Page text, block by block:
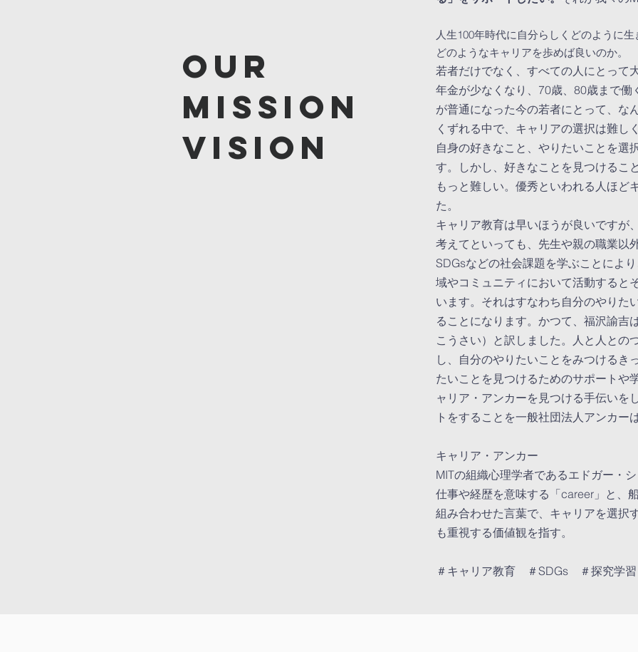
our
mission
vision
人生100年時代に自分らしくどのように
どのようなキャリアを歩めば良いのか。
若者だけでなく、すべての人にとって
年金が少なくなり、70歳、80歳まで
が普通になった今の若者にとって、な
くずれる中で、キャリアの選択は難し
自身の好きなこと、やりたいことを選
す。しかし、好きなことを見つけるこ
もっと難しい。優秀といわれる人ほど
た。
キャリア教育は早いほうが良いですが
考えてといっても、先生や親の職業以
SDGsなどの社会課題を学ぶことによ
域やコミュニティにおいて活動すると
います。それはすなわち自分のやりた
ることになります。 かつて、福沢諭吉
こうさい）と訳しました。人と人との
し、自分のやりたいことをみつけるき
たいことを見つけるためのサポートや
ャリア・アンカーを見つける手伝いを
トをすることを一般社団法人アンカー
キャリア・アンカー
MITの組織心理学者であるエドガー・
仕事や経歴を意味する「career」と、
組み合わせた言葉で、キャリアを選択
も重視する価値観を指す。
＃キャリア教育 ＃SDGs ＃探究学